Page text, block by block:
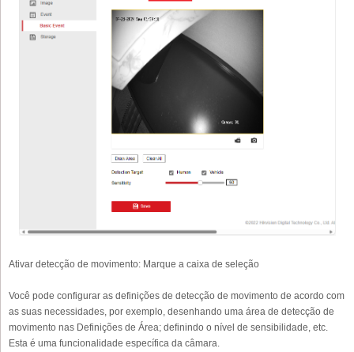
Ativar detecção de movimento: Marque a caixa de seleção
Você pode configurar as definições de detecção de movimento de acordo com
as suas necessidades, por exemplo, desenhando uma área de detecção de
movimento nas Definições de Área; definindo o nível de sensibilidade, etc.
Esta é uma funcionalidade específica da câmara.